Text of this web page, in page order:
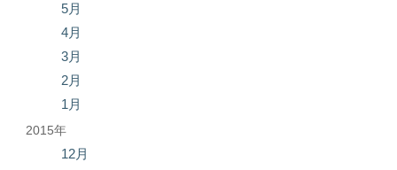
5月
4月
3月
2月
1月
2015年
12月